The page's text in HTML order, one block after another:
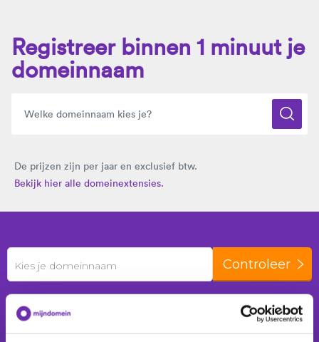
Registreer binnen 1 minuut je
domeinnaam
De prijzen zijn per jaar en exclusief btw.
Bekijk hier alle domeinextensies.
Kies je domeinnaam Controleer
301 domeinnamen